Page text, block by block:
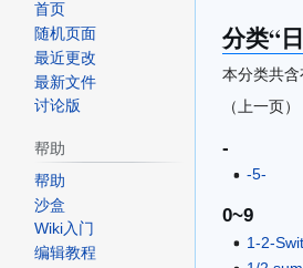
分类“
本分类共含
（上一页）
-
-5-
0~9
1-2-
首页
随机页面
最近更改
最新文件
讨论版
帮助
帮助
沙盒
Wiki入门
编辑教程